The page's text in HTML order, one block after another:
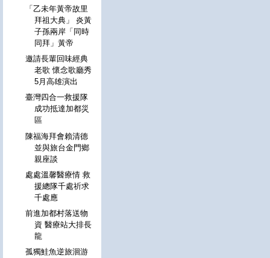
「乙未年黃帝故里
拜祖大典」 炎黃
子孫兩岸「同時
同拜」黃帝
邀請長輩回味經典
老歌 懷念歌廳秀
5月高雄演出
臺灣四合一救援隊
成功抵達加都災
區
陳福海拜會賴清德
並與旅台金門鄉
親座談
處處溫馨醫療情 救
援總隊千處祈求
千處應
前進加都村落送物
資 醫療站大排長
龍
孤獨鮭魚逆旅洄游